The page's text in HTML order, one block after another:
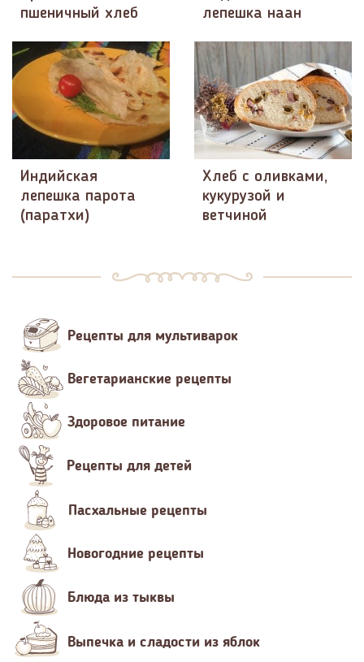
пшеничный хлеб
лепешка наан
Индийская
лепешка парота
(паратхи)
Хлеб с оливками,
кукурузой и
ветчиной
Рецепты для мультиварок
Вегетарианские рецепты
Здоровое питание
Рецепты для детей
Пасхальные рецепты
Новогодние рецепты
Блюда из тыквы
Выпечка и сладости из яблок